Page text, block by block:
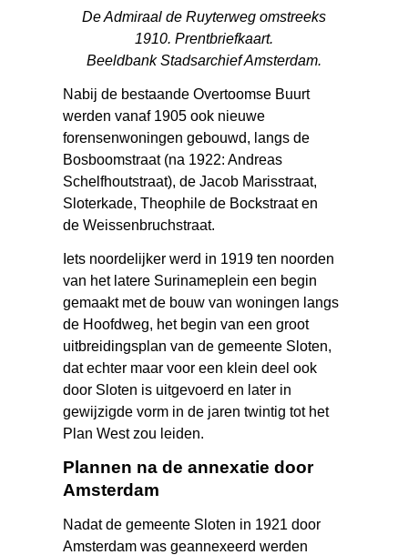
De Admiraal de Ruyterweg omstreeks
1910. Prentbriefkaart.
Beeldbank Stadsarchief Amsterdam.
Nabij de bestaande Overtoomse Buurt
werden vanaf 1905 ook nieuwe
forensenwoningen gebouwd, langs de
Bosboomstraat (na 1922: Andreas
Schelfhoutstraat), de Jacob Marisstraat,
Sloterkade, Theophile de Bockstraat en
de Weissenbruchstraat.
Iets noordelijker werd in 1919 ten noorden
van het latere Surinameplein een begin
gemaakt met de bouw van woningen langs
de Hoofdweg, het begin van een groot
uitbreidingsplan van de gemeente Sloten,
dat echter maar voor een klein deel ook
door Sloten is uitgevoerd en later in
gewijzigde vorm in de jaren twintig tot het
Plan West zou leiden.
Plannen na de annexatie door
Amsterdam
Nadat de gemeente Sloten in 1921 door
Amsterdam was geannexeerd werden